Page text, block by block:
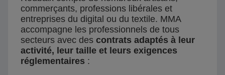
commerçants, professions libérales et
entreprises du digital ou du textile. MMA
accompagne les professionnels de tous
secteurs avec des contrats adaptés à leur
activité, leur taille et leurs exigences
réglementaires :